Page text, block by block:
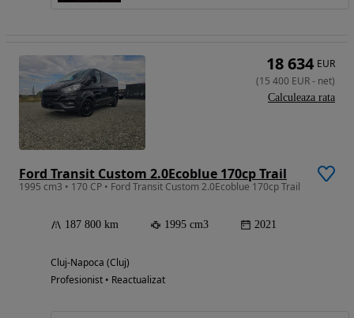
Ford Transit Custom 2.0Ecoblue 170cp Trail
1995 cm3 • 170 CP • Ford Transit Custom 2.0Ecoblue 170cp Trail
187 800 km 1995 cm3 2021
Cluj-Napoca (Cluj)
Profesionist • Reactualizat
18 634 EUR
(15 400 EUR- net)
Calculeaza rata